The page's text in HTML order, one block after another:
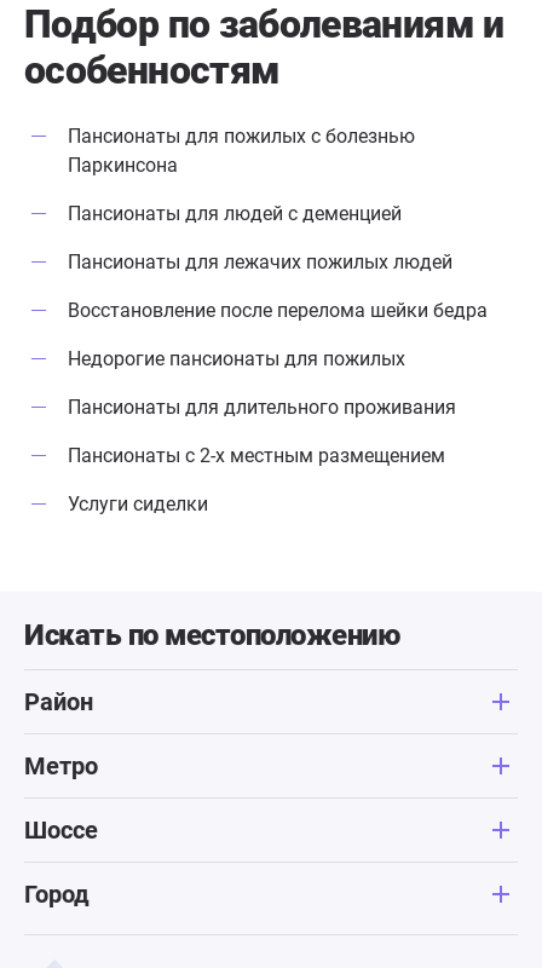
Подбор по заболеваниям и
особенностям
Пансионаты для пожилых с болезнью
Паркинсона
Пансионаты для людей с деменцией
Пансионаты для лежачих пожилых людей
Восстановление после перелома шейки бедра
Недорогие пансионаты для пожилых
Пансионаты для длительного проживания
Пансионаты с 2-х местным размещением
Услуги сиделки
Искать по местоположению
Район
Метро
Шоссе
Город